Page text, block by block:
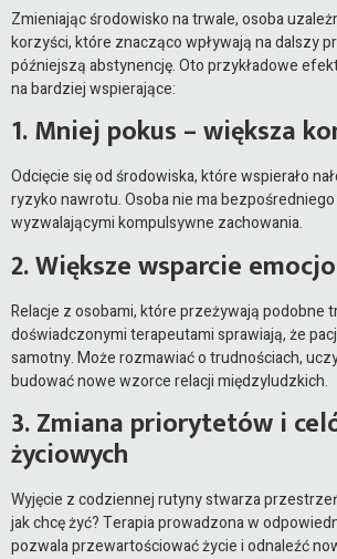
Zmieniając środowisko na trwale, osoba
korzyści, które znacząco wpływają na dalszy
późniejszą abstynencję. Oto przykładowe
na bardziej wspierające:
1. Mniej pokus – większa
Odcięcie się od środowiska, które wspierało
ryzyko nawrotu. Osoba nie ma
wyzwalającymi kompulsywne zachowania.
2. Większe wsparcie
Relacje z osobami, które przeżywają podobne
doświadczonymi terapeutami sprawiają, że
samotny. Może rozmawiać o trudnościach,
budować nowe wzorce relacji międzyludzkich.
3. Zmiana priorytetów i
życiowych
Wyjęcie z codziennej rutyny stwarza
jak chcę żyć? Terapia prowadzona w
pozwala przewartościować życie i odnaleźć